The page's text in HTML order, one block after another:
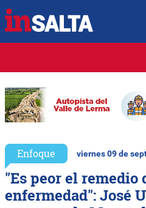
Enfoque viernes 09 de
"Es peor el remedio
enfermedad": José